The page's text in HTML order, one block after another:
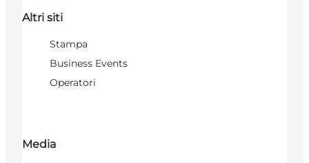
Altri siti
Stampa
Business Events
Operatori
Media